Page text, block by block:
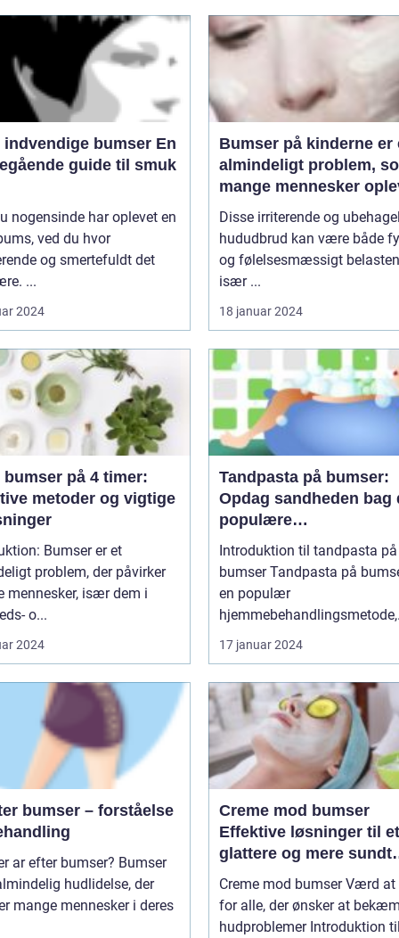
bumser En
guide til smuk
nogensinde har oplevet en
ved du hvor
og smertefuldt det
...
2024
Bumser på kinderne er
almindeligt problem,
mange mennesker
løbet af deres liv
Disse irriterende og
hududbrud kan være både
og følelsesmæssigt
især ...
18 januar 2024
bumser på 4 timer:
metoder og vigtige
Bumser er et
problem, der påvirker
mennesker, især dem i
o...
2024
Tandpasta på bumser:
Opdag sandheden bag
populære
Introduktion til tandpasta på
bumser Tandpasta på bumser er
en populær
hjemmebehandlingsmetode,
som...
17 januar 2024
bumser – forståelse
efter bumser? Bumser
hudlidelse, der
mange mennesker i deres
Creme mod bumser
Effektive løsninger til et
glattere og mere sundt
udseende
Creme mod bumser Værd at vide
for alle, der ønsker at
hudproblemer Introduktion til